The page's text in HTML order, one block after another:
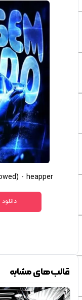
- heapper
دانلود
قالب‌های مشابه